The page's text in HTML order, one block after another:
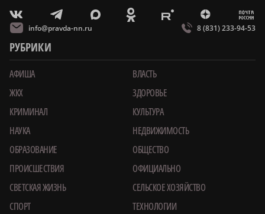
V T X O E Z m
info@pravda-nn.ru 8 (831) 233-94-53
РУБРИКИ
АФИША
ВЛАСТЬ
ЖКХ
ЗДОРОВЬЕ
КРИМИНАЛ
КУЛЬТУРА
НАУКА
НЕДВИЖИМОСТЬ
ОБРАЗОВАНИЕ
ОБЩЕСТВО
ПРОИСШЕСТВИЯ
ОФИЦИАЛЬНО
СВЕТСКАЯ ЖИЗНЬ
СЕЛЬСКОЕ ХОЗЯЙСТВО
СПОРТ
ТЕХНОЛОГИИ